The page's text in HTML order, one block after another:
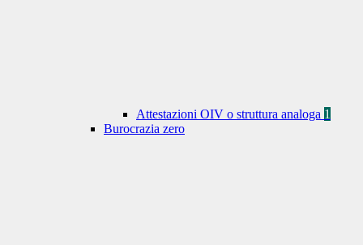
Attestazioni OIV o struttura analoga 1
Burocrazia zero